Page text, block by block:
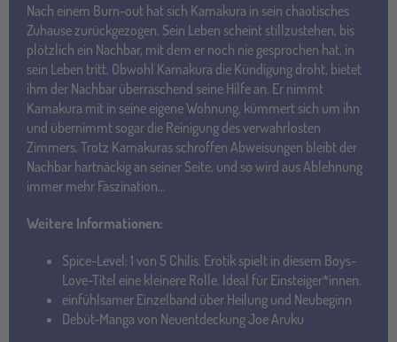
Nach einem Burn-out hat sich Kamakura in sein chaotisches
Zuhause zurückgezogen. Sein Leben scheint stillzustehen, bis
plötzlich ein Nachbar, mit dem er noch nie gesprochen hat, in
sein Leben tritt. Obwohl Kamakura die Kündigung droht, bietet
ihm der Nachbar überraschend seine Hilfe an. Er nimmt
Kamakura mit in seine eigene Wohnung, kümmert sich um ihn
und übernimmt sogar die Reinigung des verwahrlosten
Zimmers. Trotz Kamakuras schroffen Abweisungen bleibt der
Nachbar hartnäckig an seiner Seite, und so wird aus Ablehnung
immer mehr Faszination...
Weitere Informationen:
Spice-Level: 1 von 5 Chilis. Erotik spielt in diesem Boys-
Love-Titel eine kleinere Rolle. Ideal für Einsteiger*innen.
einfühlsamer Einzelband über Heilung und Neubeginn
Debüt-Manga von Neuentdeckung Joe Aruku